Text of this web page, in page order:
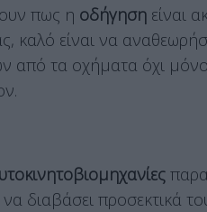
πως η οδήγηση είναι
καλό είναι να
από τα οχήματα όχι μόνο
να διαβάσει προσεκτικά